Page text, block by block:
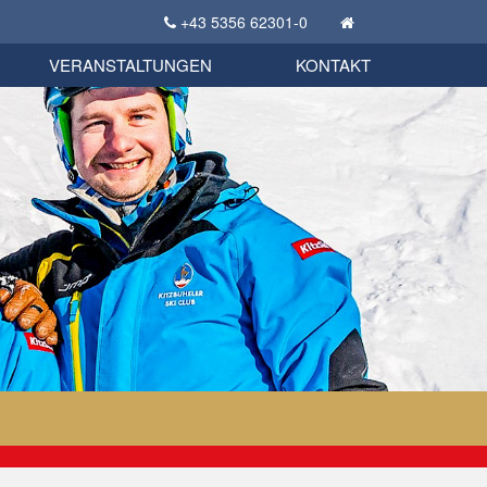
+43 5356 62301-0
KSC Sportgeschichte
Bekleidungsshop
VERANSTALTUNGEN KONTAKT